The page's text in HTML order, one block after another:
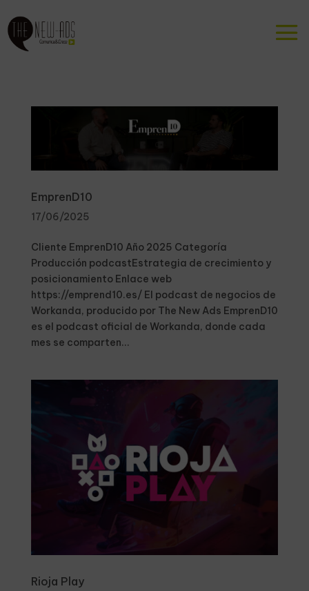
EmprenD10
17/06/2025
Cliente EmprenD10 Año 2025 Categoría
Producción podcastEstrategia de crecimiento y
posicionamiento Enlace web
https://emprend10.es/ El podcast de negocios de
Workanda, producido por The New Ads EmprenD10
es el podcast oficial de Workanda, donde cada
mes se comparten...
Rioja Play